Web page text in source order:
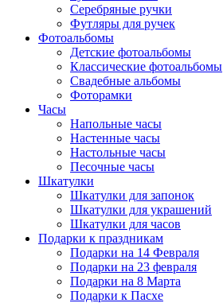
Серебряные ручки
Футляры для ручек
Фотоальбомы
Детские фотоальбомы
Классические фотоальбомы
Свадебные альбомы
Фоторамки
Часы
Напольные часы
Настенные часы
Настольные часы
Песочные часы
Шкатулки
Шкатулки для запонок
Шкатулки для украшений
Шкатулки для часов
Подарки к праздникам
Подарки на 14 Февраля
Подарки на 23 февраля
Подарки на 8 Марта
Подарки к Пасхе